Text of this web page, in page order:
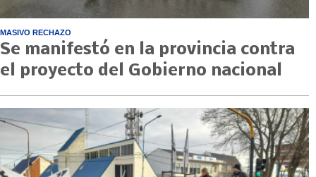
MASIVO RECHAZO
Se manifestó en la provincia contra
el proyecto del Gobierno nacional